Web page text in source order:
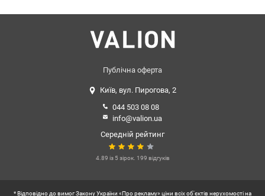
Публічна оферта
Київ, вул. Пирогова, 2
044 503 08 08
info@valion.ua
Середній рейтинг
4.89 із 5 зірок. 199 відгуків
* Відповідно до вимог Закону України «Про рекламу» ціни всіх об'єктів нерухомості на